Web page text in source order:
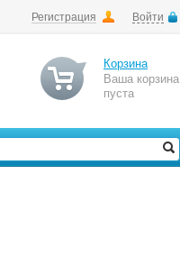
Регистрация Войти
Корзина
Ваша корзина
пуста